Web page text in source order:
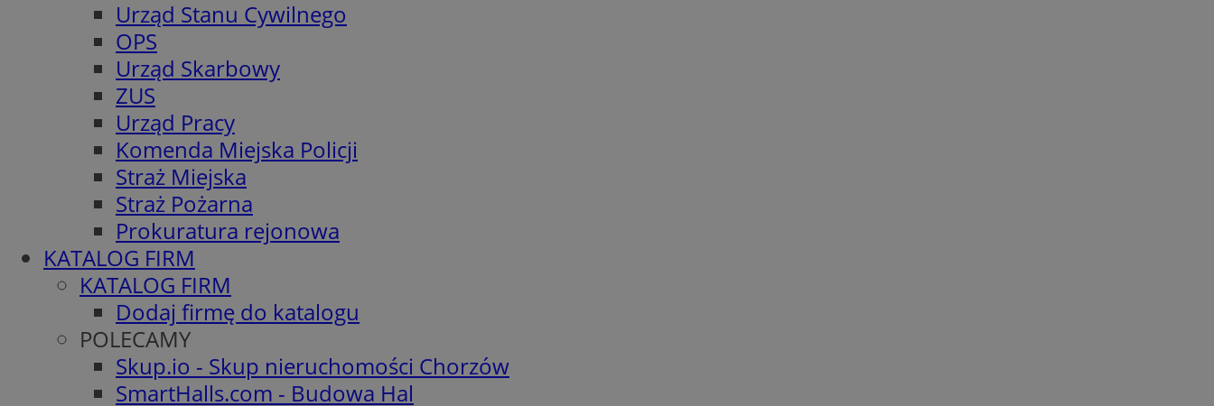
Urząd Stanu Cywilnego
OPS
Urząd Skarbowy
ZUS
Urząd Pracy
Komenda Miejska Policji
Straż Miejska
Straż Pożarna
Prokuratura rejonowa
KATALOG FIRM
KATALOG FIRM
Dodaj firmę do katalogu
POLECAMY
Skup.io - Skup nieruchomości Chorzów
SmartHalls.com - Budowa Hal